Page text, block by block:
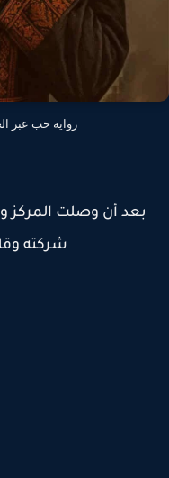
رواية حب عبر
بعد أن وصلت المركز
شركته